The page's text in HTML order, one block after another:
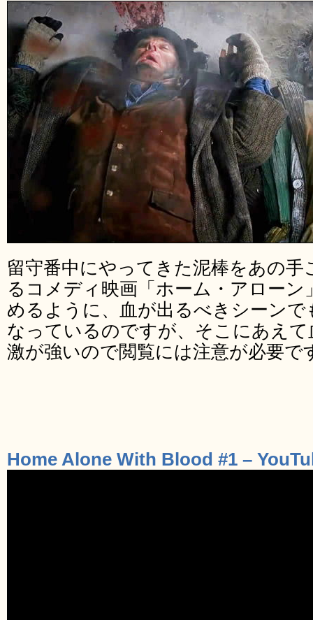
留守番中にやってきた泥棒をあの
るコメディ映画「ホーム・アローン
めるように、血が出るべきシーン
なっているのですが、そこにあえ
激が強いので閲覧には注意が必要で
Home Alone With Blood #1 –